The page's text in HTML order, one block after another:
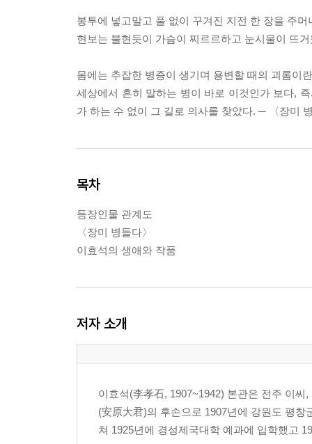
봉투에 넣고말고 풀 없이 꾸겨진 지전 한 장을 주
현보는 불현듯이 가슴이 찌르르하고 눈시울이 뜨
몸에는 추잡한 병증이 생기며 용변할 때의 괴롬이
세상에서 흔히 말하는 병이 바로 이것인가 보다,
가 하는 수 없이 그 길로 의사를 찾았다. ─ 〈장미
목차
등장인물 관계도
〈장미 병들다〉
이효석의 생애와 작품
저자 소개
이효석(李孝石, 1907~1942) 본관은 전주 이
(安原大君)의 후손으로 1907년에 강원도 평
쳐 1925년에 경성제국대학 예과에 입학했고